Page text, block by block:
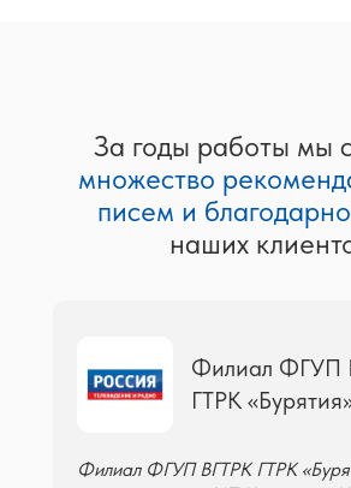
Филиал ФГУП
ГТРК
Филиал ФГУП ВГТРК ГТРК
За годы работы мы
множество
писем и
наших